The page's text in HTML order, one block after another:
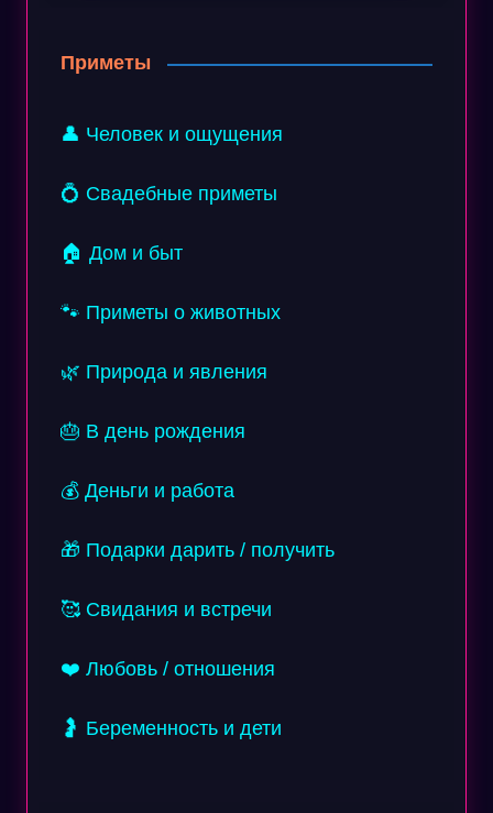
Приметы
👤 Человек и ощущения
💍 Свадебные приметы
🏠 Дом и быт
🐾 Приметы о животных
🌿 Природа и явления
🎂 В день рождения
💰 Деньги и работа
🎁 Подарки дарить / получить
🥰 Свидания и встречи
❤️ Любовь / отношения
🤰 Беременность и дети